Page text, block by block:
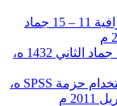
تطبيقات متقدمة لنظم المعلومات الجغرافية 11 – 15 جماد
■ ■ تصميم ثلاثي الابعاد 26 جماد الأول- 1 جماد الثاني 1432 ه،
المسوحات الميدانية وتحليل البيانات باستخدام حزمة SPSS ه،